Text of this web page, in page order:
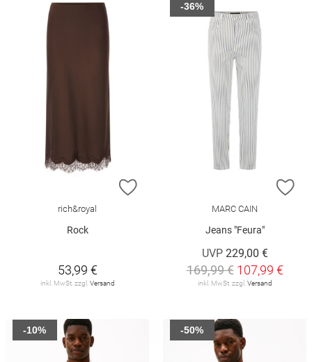
ZUR WUNSCHLISTE HINZUFÜGEN
rich&royal
Rock
53,99 €
inkl. MwSt. zzgl. Versand
MARC CAIN
Jeans "Feura"
UVP 229,00 €
169,99 € 107,99 €
inkl. MwSt. zzgl. Versand
-36%
-10% -50%